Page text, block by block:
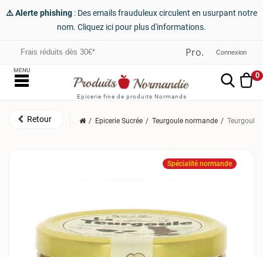
⚠️ Alerte phishing : Des emails frauduleux circulent en usurpant notre
nom. Cliquez ici pour plus d'informations.
Frais réduits dès 30€* Connexion
Epicerie fine de produits Normands
0
MENU
Epicerie Sucrée Teurgoule normande Teurgoule
Spécialité normande